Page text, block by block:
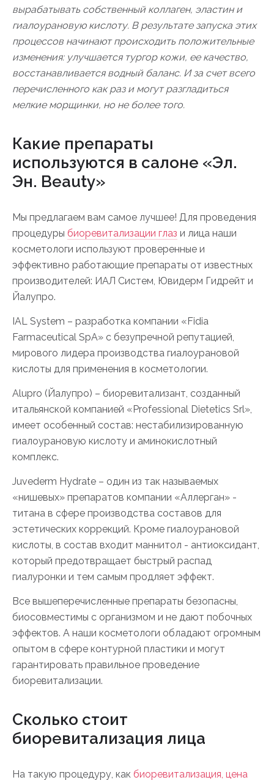
вырабатывать собственный коллаген, эластин и
гиалоурановую кислоту. В результате запуска этих
процессов начинают происходить положительные
изменения: улучшается тургор кожи, ее качество,
восстанавливается водный баланс. И за счет всего
перечисленного как раз и могут разгладиться
мелкие морщинки, но не более того.
Какие препараты
используются в салоне «Эл.
Эн. Beauty»
Мы предлагаем вам самое лучшее! Для проведения
процедуры биоревитализации глаз и лица наши
косметологи используют проверенные и
эффективно работающие препараты от известных
производителей: ИАЛ Систем, Ювидерм Гидрейт и
Йалупро.
IAL System – разработка компании «Fidia
Farmaceutical SрA» с безупречной репутацией,
мирового лидера производства гиалоурановой
кислоты для применения в косметологии.
Аlupro (Йалупро) – биоревитализант, созданный
итальянской компанией «Professional Dietetics Srl»,
имеет особенный состав: нестабилизированную
гиалоурановую кислоту и аминокислотный
комплекс.
Juvederm Hydrate – один из так называемых
«нишевых» препаратов компании «Аллерган» -
титана в сфере производства составов для
эстетических коррекций. Кроме гиалоурановой
кислоты, в состав входит маннитол - антиоксидант,
который предотвращает быстрый распад
гиалуронки и тем самым продляет эффект.
Все вышеперечисленные препараты безопасны,
биосовместимы с организмом и не дают побочных
эффектов. А наши косметологи обладают огромным
опытом в сфере контурной пластики и могут
гарантировать правильное проведение
биоревитализации.
Сколько стоит
биоревитализация лица
На такую процедуру, как биоревитализация, цена